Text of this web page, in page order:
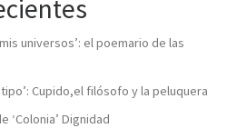
universos’: el poemario de las
tipo’: Cupido,el filósofo y la peluquera
‘Colonia’ Dignidad